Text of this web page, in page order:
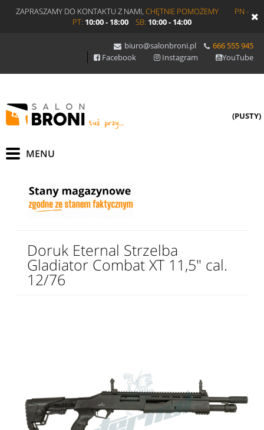
ZAPRASZAMY DO KONTAKTU Z NAMI, CHĘTNIE POMOŻEMY
PN -
PT: 10:00 - 18:00 SB: 10:00 - 14:00
biuro@salonbroni.pl
666 555 945
Facebook
Instagram YouTube
(PUSTY)
Doruk Eternal Strzelba
Gladiator Combat XT 11,5" cal.
12/76